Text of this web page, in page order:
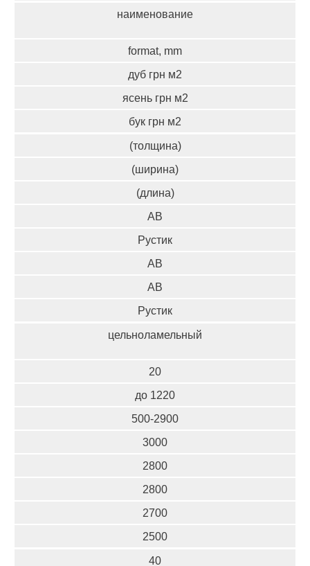
наименование
format, mm
дуб грн м2
ясень грн м2
бук грн м2
(толщина)
(ширина)
(длина)
АВ
Рустик
АВ
АВ
Рустик
цельноламельный
20
до 1220
500-2900
3000
2800
2800
2700
2500
40